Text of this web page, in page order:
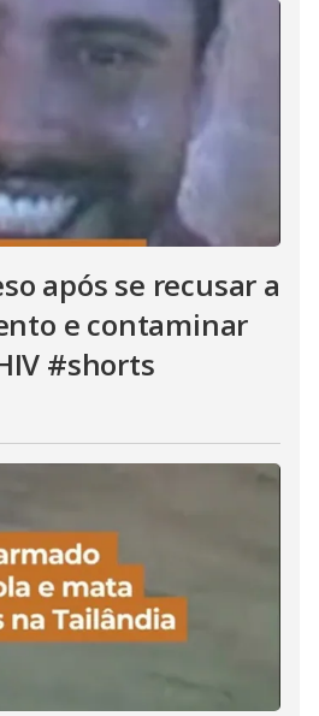
após se recusar a
e contaminar
#shorts